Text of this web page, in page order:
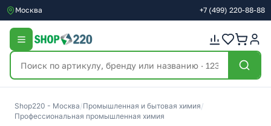
Москва +7 (499) 220-88-88
Shop220 - Москва/Промышленная и бытовая химия/
Профессиональная промышленная химия